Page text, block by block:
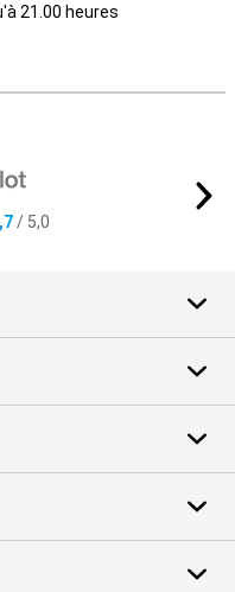
21.00 heures
/ 5,0